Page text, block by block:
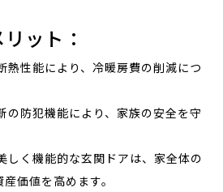
ット：
熱性能により、冷暖房費の削減につ
の防犯機能により、家族の安全を守
しく機能的な玄関ドアは、家全体の
価値を高めます。